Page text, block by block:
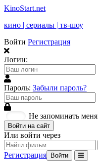
KinoStart.net
кино | сериалы | тв-шоу
Войти Регистрация
Логин:
Пароль: Забыли пароль?
Не запоминать меня
Войти на сайт
Или войти через
Регистрация Войти